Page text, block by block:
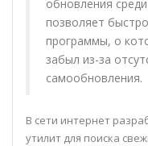
обновления
позволяет
программы, о
забыл из-за
самообновления.
В сети интернет
утилит для поиска